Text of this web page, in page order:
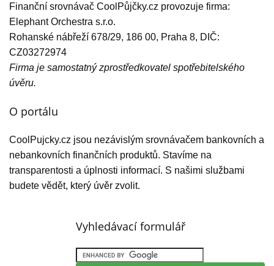
Finanční srovnávač CoolPůjčky.cz provozuje firma:
Elephant Orchestra s.r.o.
Rohanské nábřeží 678/29, 186 00, Praha 8, DIČ:
CZ03272974
Firma je samostatný zprostředkovatel spotřebitelského
úvěru.
O portálu
CoolPujcky.cz jsou nezávislým srovnávačem bankovních a
nebankovních finančních produktů. Stavíme na
transparentosti a úplnosti informací. S našimi službami
budete vědět, který úvěr zvolit.
Vyhledávací formulář